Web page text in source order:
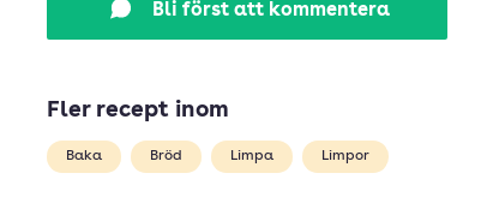
Bli först att kommentera
Fler recept inom
Baka Bröd Limpa Limpor